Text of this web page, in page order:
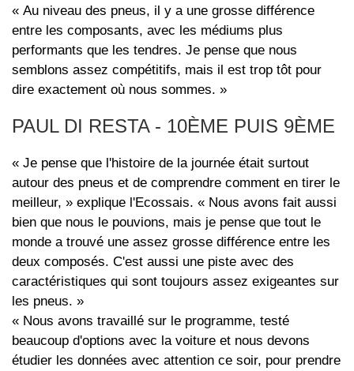
« Au niveau des pneus, il y a une grosse différence
entre les composants, avec les médiums plus
performants que les tendres. Je pense que nous
semblons assez compétitifs, mais il est trop tôt pour
dire exactement où nous sommes. »
PAUL DI RESTA - 10ÈME PUIS 9ÈME
« Je pense que l'histoire de la journée était surtout
autour des pneus et de comprendre comment en tirer le
meilleur, » explique l'Ecossais. « Nous avons fait aussi
bien que nous le pouvions, mais je pense que tout le
monde a trouvé une assez grosse différence entre les
deux composés. C'est aussi une piste avec des
caractéristiques qui sont toujours assez exigeantes sur
les pneus. »
« Nous avons travaillé sur le programme, testé
beaucoup d'options avec la voiture et nous devons
étudier les données avec attention ce soir, pour prendre